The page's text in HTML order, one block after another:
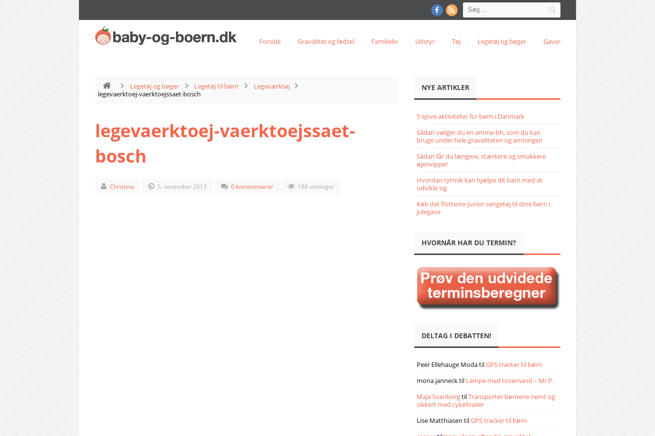
Forside Graviditet og fødsel Familieliv Udstyr Tøj Legetøj og bøger Gaver
Legetøj og bøger Legetøj til børn
Legeværktøj
legevaerktoej-vaerktoejssaet-bosch
legevaerktoej-vaerktoejssaet-
bosch
Christina 5. november 2013 0 kommentarer 186 visninger
NYE ARTIKLER
5 sjove aktiviteter for børn i Danmark
Sådan vælger du en amme-bh, som du kan
bruge under hele graviditeten og amningen
Sådan får du længere, stærkere og smukkere
øjenvipper
Hvordan rytmik kan hjælpe dit barn med at
udvikle sig
Køb det flotteste junior sengetøj til dine børn i
julegave
HVORNÅR HAR DU TERMIN?
DELTAG I DEBATTEN!
Peer Ellehauge ModatilGPS tracker til børn
mona jannecktil Lampe med tissemand – Mr.P.
Maja SvanborgtilTransporter børnene nemt og
sikkert med cykeltrailer
Lise Matthiasen tilGPS tracker til børn